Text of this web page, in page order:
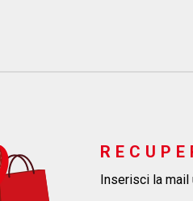
Inserisci la mail